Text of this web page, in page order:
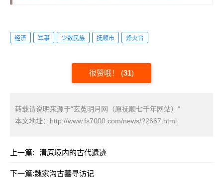
经济 军事 少数民族 抚顺市 烽火台
很赞哦！ (31)
转载请说明来源于"玄菟明月网（原抚顺七千年网站）"
本文地址： http://www.fs7000.com/news/?2667.html
上一篇: 清原境内的古代遗迹
下一篇:魏家沟古墓寻访记